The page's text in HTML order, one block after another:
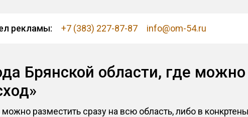
рекламы: +7 (383) 227-87-87 info@om-54.ru
Брянской области, где
разместить сразу на всю область, либо в